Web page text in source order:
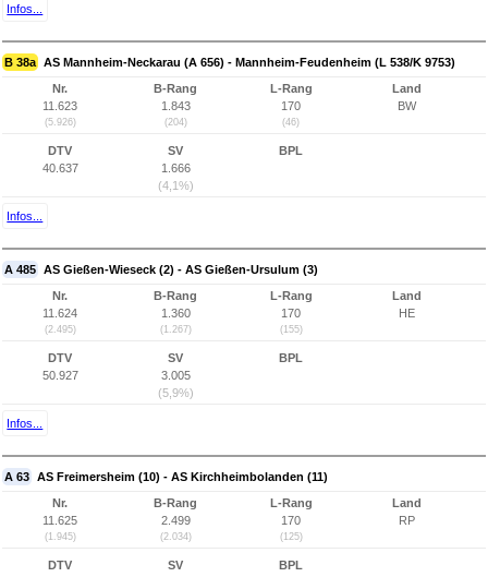
Infos...
B 38a AS Mannheim-Neckarau (A 656) - Mannheim-Feudenheim (L 538/K 9753)
Nr.
11.623
(5.926)
B-Rang
1.843
(204)
L-Rang
170
(46)
Land
BW
DTV
40.637
SV
1.666
(4,1%)
BPL
Infos...
A 485 AS Gießen-Wieseck (2) - AS Gießen-Ursulum (3)
Nr.
11.624
(2.495)
B-Rang
1.360
(1.267)
L-Rang
170
(155)
Land
HE
DTV
50.927
SV
3.005
(5,9%)
BPL
Infos...
A 63 AS Freimersheim (10) - AS Kirchheimbolanden (11)
Nr.
11.625
(1.945)
B-Rang
2.499
(2.034)
L-Rang
170
(125)
Land
RP
DTV
SV
BPL